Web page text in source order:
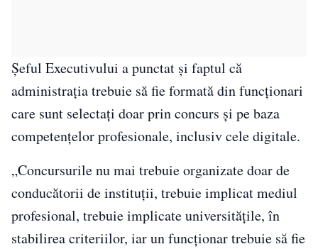
Șeful Executivului a punctat şi faptul că
administraţia trebuie să fie formată din funcţionari
care sunt selectaţi doar prin concurs şi pe baza
competenţelor profesionale, inclusiv cele digitale.
„Concursurile nu mai trebuie organizate doar de
conducătorii de instituţii, trebuie implicat mediul
profesional, trebuie implicate universităţile, în
stabilirea criteriilor, iar un funcţionar trebuie să fie